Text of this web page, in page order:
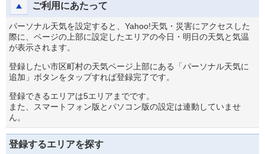
ご利用にあたって
パーソナル天気を設定すると、Yahoo!天気・災害にアクセスした
際に、ページの上部に設定したエリアの今日・明日の天気と気温
が表示されます。
登録したい市区町村の天気ページ上部にある「パーソナル天気に
追加」ボタンをタップすれば登録完了です。
登録できるエリアは5エリアまでです。
また、スマートフォン版とパソコン版の設定は連動していませ
ん。
登録するエリアを探す